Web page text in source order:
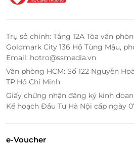
An Toàn và Tiết Kiệm Thời
LifeLink là một cách tiết kiệm
mua thẻ quà tặng trực tuyến
tránh được việc phải mang
các thủ tục thanh toán phức
Hãy để LifeLink và
trong việc mang lại sự tiện lợi,
Trụ sở chính: Tầng 12A Tòa văn
Goldmark City 136 Hồ Tùng Mậu,
Email: hotro@ssmedia.vn
Văn phòng HCM: Số 122 Nguyễn
TP.Hồ Chí Minh
Giấy chứng nhận đăng ký kinh
Kế hoạch Đầu Tư Hà Nội cấp ngày
e-Voucher